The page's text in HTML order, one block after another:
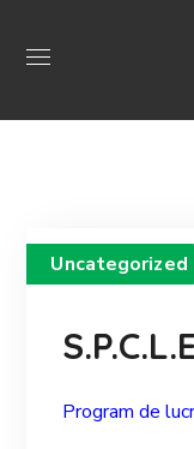
Uncategorized
Program de